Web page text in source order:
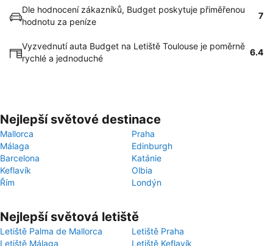
Dle hodnocení zákazníků, Budget poskytuje přiměřenou
hodnotu za peníze
7
Vyzvednutí auta Budget na Letiště Toulouse je poměrně
rychlé a jednoduché
6.4
Nejlepší světové destinace
Mallorca
Praha
Málaga
Edinburgh
Barcelona
Katánie
Keflavík
Olbia
Řím
Londýn
Nejlepší světová letiště
Letiště Palma de Mallorca
Letiště Praha
Letiště Málaga
Letiště Keflavík